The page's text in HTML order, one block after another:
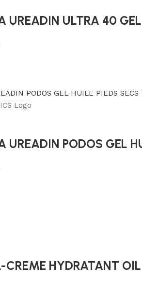
UREADIN ULTRA 40
UREADIN PODOS GEL
CREME HYDRATANT